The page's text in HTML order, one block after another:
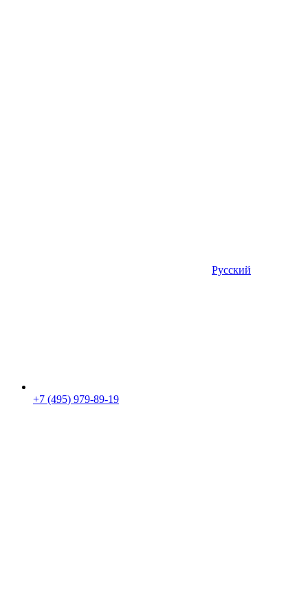
Русский
+7 (495) 979-89-19